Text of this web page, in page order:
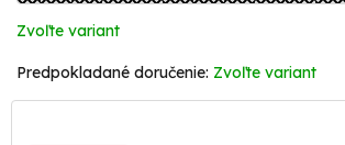
Zvoľte variant
Zvoľte variant